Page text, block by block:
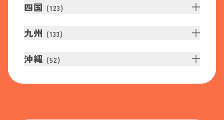
四国 (123)
九州 (133)
沖縄 (52)